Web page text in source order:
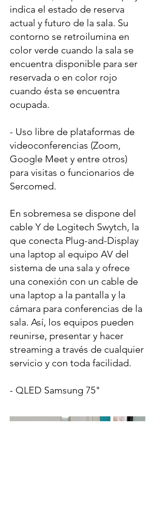
indica el estado de reserva
actual y futuro de la sala. Su
contorno se retroilumina en
color verde cuando la sala se
encuentra disponible para ser
reservada o en color rojo
cuando ésta se encuentra
ocupada.
- Uso libre de plataformas de
videoconferencias (Zoom,
Google Meet y entre otros)
para visitas o funcionarios de
Sercomed.
En sobremesa se dispone del
cable Y de Logitech Swytch, la
que conecta Plug-and-Display
una laptop al equipo AV del
sistema de una sala y ofrece
una conexión con un cable de
una laptop a la pantalla y la
cámara para conferencias de la
sala. Así, los equipos pueden
reunirse, presentar y hacer
streaming a través de cualquier
servicio y con toda facilidad.
- QLED Samsung 75"